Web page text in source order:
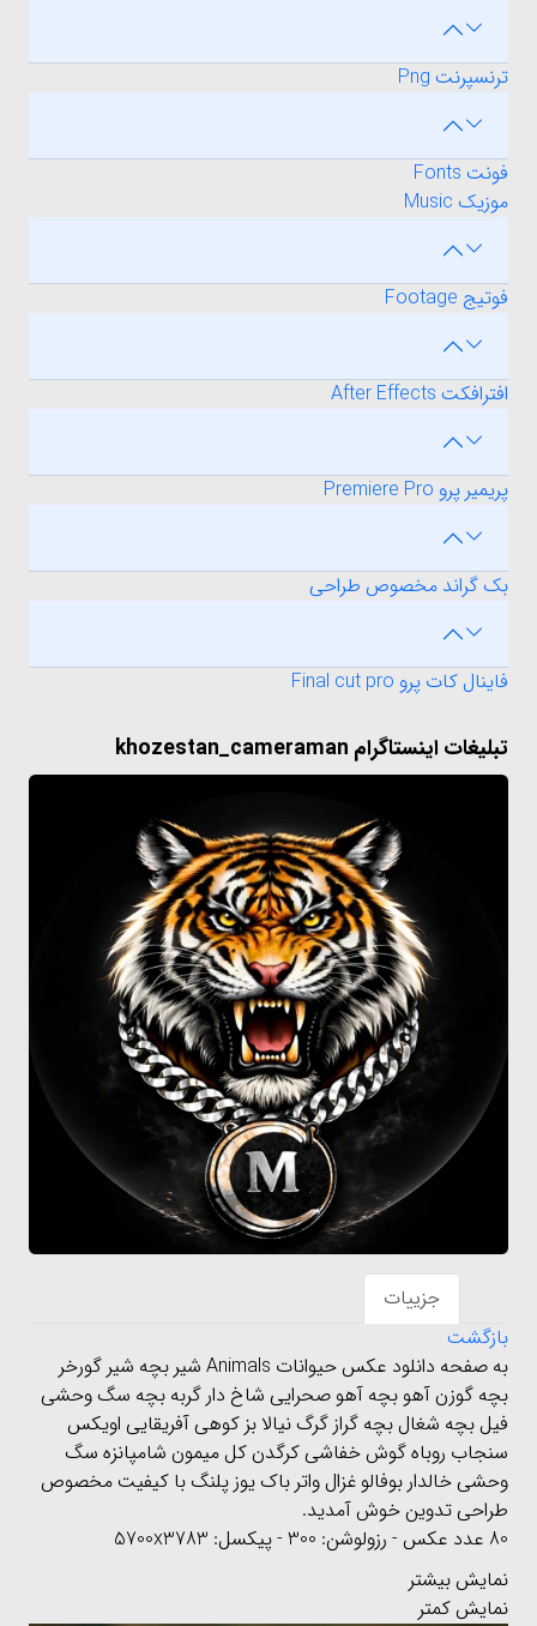
ترنسپرنت Png
فونت Fonts
موزیک Music
فوتیج Footage
افترافکت After Effects
پریمیر پرو Premiere Pro
بک گراند مخصوص طراحی
فاینال کات پرو Final cut pro
تبلیغات اینستاگرام khozestan_cameraman
جزییات
بازگشت
به صفحه دانلود عکس حیوانات Animals شیر بچه شیر گورخر
بچه گوزن آهو بچه آهو صحرایی شاخ دار گربه بچه سگ وحشی
فیل بچه شغال بچه گراز گرگ نیالا بز کوهی آفریقایی اویکس
سنجاب روباه گوش خفاشی کرگدن کل میمون شامپانزه سگ
وحشی خالدار بوفالو غزال واتر باک یوز پلنگ با کیفیت مخصوص
طراحی تدوین خوش آمدید.
80 عدد عکس - رزولوشن: 300 - پیکسل: 5700x3783
نمایش بیشتر
نمایش کمتر